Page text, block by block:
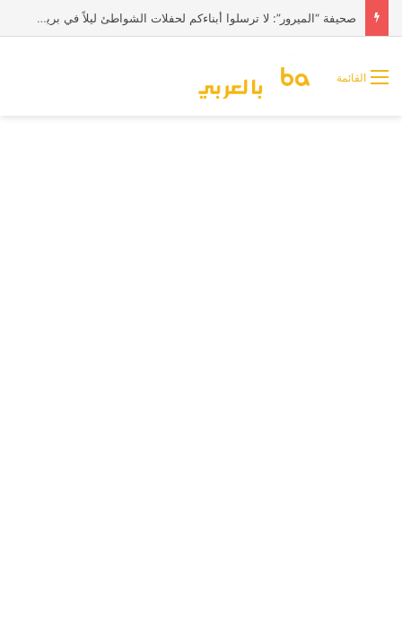
صحيفة “الميرور”: لا ترسلوا أبناءكم لحفلات الشواطئ ليلاً في بريطانيا
القائمة